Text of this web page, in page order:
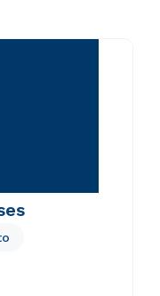
quia
ratione